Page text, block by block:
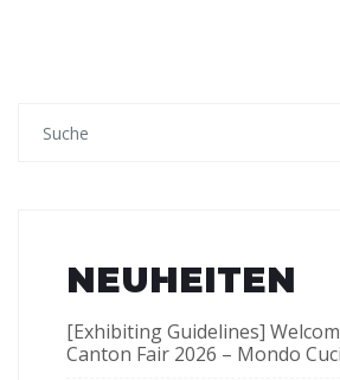
NEUHEITEN
[Exhibiting Guidelines]
Canton Fair 2026 – Mondo